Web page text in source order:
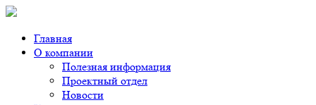
Главная
О компании
Полезная информация
Проектный отдел
Новости